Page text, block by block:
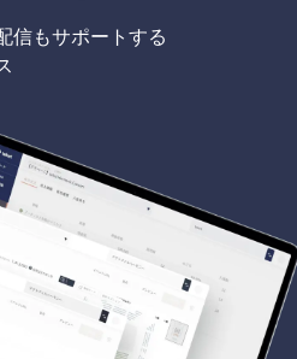
信もサポートする